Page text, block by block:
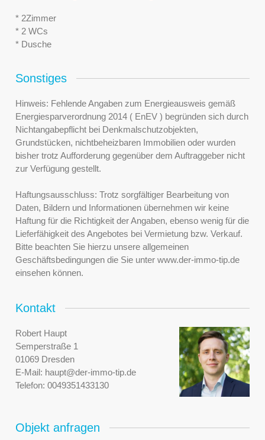
* 2Zimmer
* 2 WCs
* Dusche
Sonstiges
Hinweis: Fehlende Angaben zum Energieausweis gemäß
Energiesparverordnung 2014 ( EnEV ) begründen sich durch
Nichtangabepflicht bei Denkmalschutzobjekten,
Grundstücken, nichtbeheizbaren Immobilien oder wurden
bisher trotz Aufforderung gegenüber dem Auftraggeber nicht
zur Verfügung gestellt.
Haftungsausschluss: Trotz sorgfältiger Bearbeitung von
Daten, Bildern und Informationen übernehmen wir keine
Haftung für die Richtigkeit der Angaben, ebenso wenig für die
Lieferfähigkeit des Angebotes bei Vermietung bzw. Verkauf.
Bitte beachten Sie hierzu unsere allgemeinen
Geschäftsbedingungen die Sie unter www.der-immo-tip.de
einsehen können.
Kontakt
Robert Haupt
Semperstraße 1
01069 Dresden
E-Mail: haupt@der-immo-tip.de
Telefon: 0049351433130
Objekt anfragen